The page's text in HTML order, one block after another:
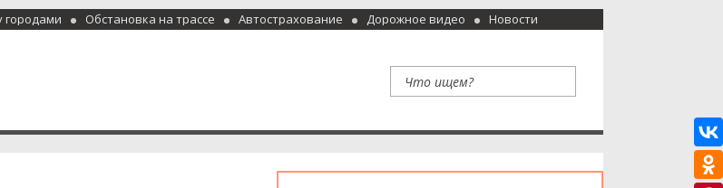
городами Обстановка на трассе Автострахование Дорожное видео Новости